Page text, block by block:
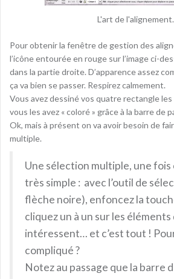
L'art de l'alignement.
Pour obtenir la fenêtre de gestion des
l’icône entourée en rouge sur l’image ci-
dans la partie droite. D’apparence assez
ça va bien se passer. Respirez calmement.
Vous avez dessiné vos quatre rectangle
vous les avez « coloré » grâce à la barre de
Ok, mais à présent on va avoir besoin de
multiple.
Une sélection multiple, une fois
très simple : avec l’outil de
flèche noire), enfoncez la
cliquez un à un sur les éléments
intéressent… et c’est tout !
compliqué ?
Notez au passage que la barre